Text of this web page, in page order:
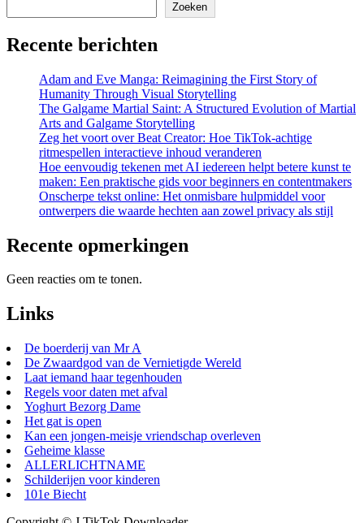
Zoeken
Recente berichten
Adam and Eve Manga: Reimagining the First Story of
Humanity Through Visual Storytelling
The Galgame Martial Saint: A Structured Evolution of Martial
Arts and Galgame Storytelling
Zeg het voort over Beat Creator: Hoe TikTok-achtige
ritmespellen interactieve inhoud veranderen
Hoe eenvoudig tekenen met AI iedereen helpt betere kunst te
maken: Een praktische gids voor beginners en contentmakers
Onscherpe tekst online: Het onmisbare hulpmiddel voor
ontwerpers die waarde hechten aan zowel privacy als stijl
Recente opmerkingen
Geen reacties om te tonen.
Links
De boerderij van Mr A
De Zwaardgod van de Vernietigde Wereld
Laat iemand haar tegenhouden
Regels voor daten met afval
Yoghurt Bezorg Dame
Het gat is open
Kan een jongen-meisje vriendschap overleven
Geheime klasse
ALLERLICHTNAME
Schilderijen voor kinderen
101e Biecht